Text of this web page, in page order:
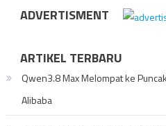
ADVERTISMENT
ARTIKEL TERBARU
Qwen3.8 Max Melompat ke
Alibaba